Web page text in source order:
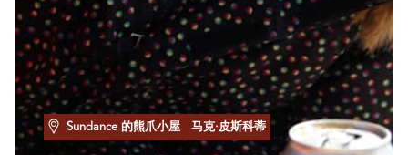
Sundance 的熊爪小屋 马克·皮斯科蒂